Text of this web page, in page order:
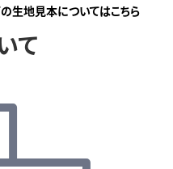
生地見本についてはこちら
て